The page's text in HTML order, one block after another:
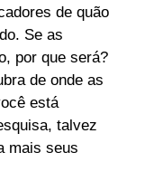
de quão
Se as
por que será?
de onde as
está
talvez
mais seus